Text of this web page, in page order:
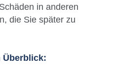
in anderen
die Sie später zu
Überblick: